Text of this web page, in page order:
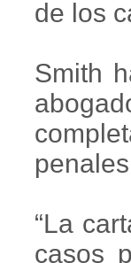
de los
Smith
“La
casos